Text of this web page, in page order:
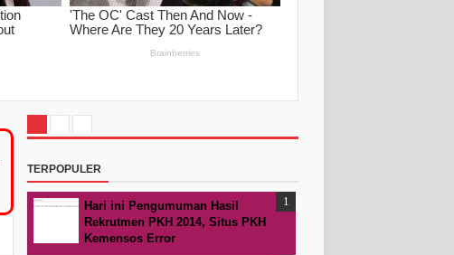
TERPOPULER
Hari ini Pengumuman Hasil
Rekrutmen PKH 2014, Situs PKH
Kemensos Error